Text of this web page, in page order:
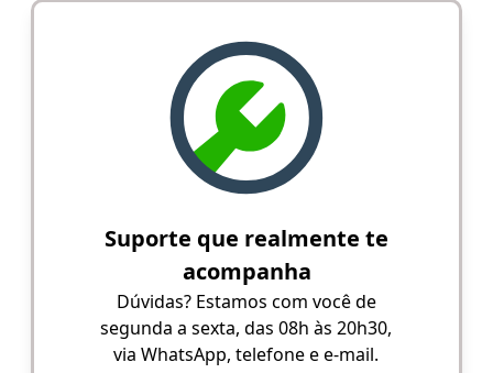
Suporte que realmente te
acompanha
Dúvidas? Estamos com você de
segunda a sexta, das 08h às 20h30,
via WhatsApp, telefone e e-mail.